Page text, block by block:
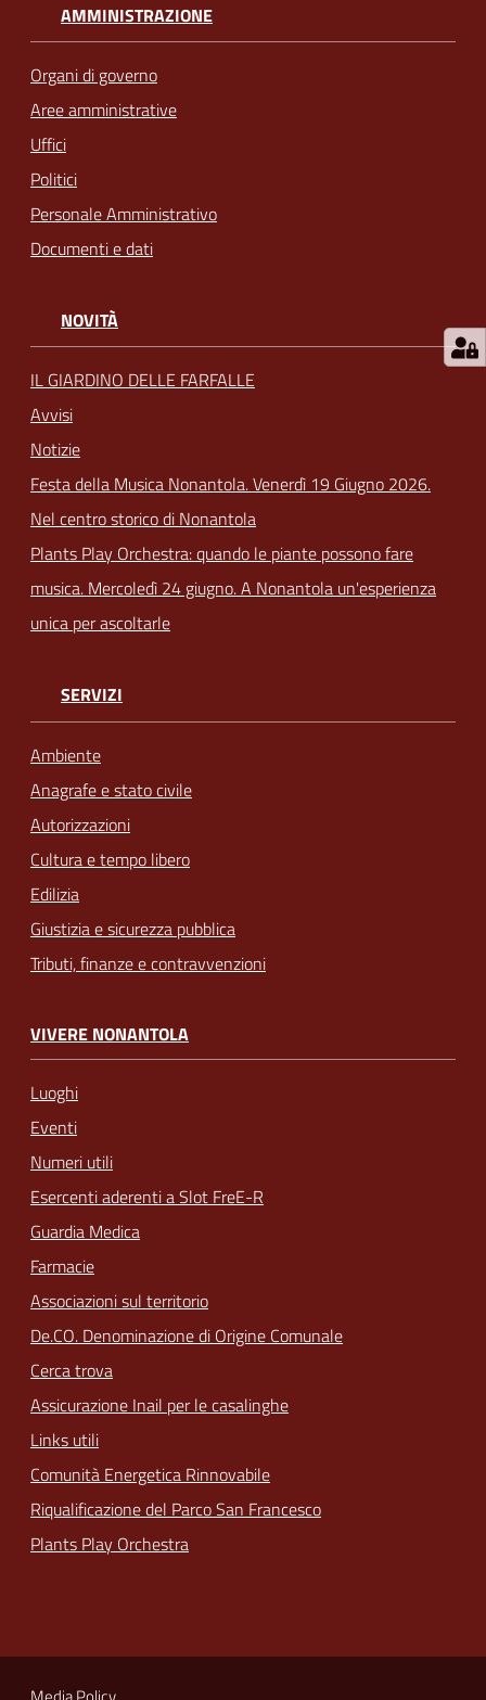
AMMINISTRAZIONE
Organi di governo
Aree amministrative
Uffici
Politici
Personale Amministrativo
Documenti e dati
NOVITÀ
IL GIARDINO DELLE FARFALLE
Avvisi
Notizie
Festa della Musica Nonantola. Venerdì 19 Giugno 2026.
Nel centro storico di Nonantola
Plants Play Orchestra: quando le piante possono fare
musica. Mercoledì 24 giugno. A Nonantola un'esperienza
unica per ascoltarle
SERVIZI
Ambiente
Anagrafe e stato civile
Autorizzazioni
Cultura e tempo libero
Edilizia
Giustizia e sicurezza pubblica
Tributi, finanze e contravvenzioni
VIVERE NONANTOLA
Luoghi
Eventi
Numeri utili
Esercenti aderenti a Slot FreE-R
Guardia Medica
Farmacie
Associazioni sul territorio
De.CO. Denominazione di Origine Comunale
Cerca trova
Assicurazione Inail per le casalinghe
Links utili
Comunità Energetica Rinnovabile
Riqualificazione del Parco San Francesco
Plants Play Orchestra